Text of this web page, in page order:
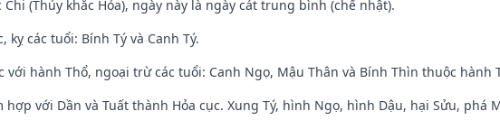
Chi (Thủy khắc Hỏa), ngày này là ngày cát trung bình (chế nhật).
các tuổi: Bính Tý và Canh Tý.
với hành Thổ, ngoại trừ các tuổi: Canh Ngọ, Mậu Thân và Bính Thìn thuộc hành
với Dần và Tuất thành Hỏa cục. Xung Tý, hình Ngọ, hình Dậu, hại Sửu, phá